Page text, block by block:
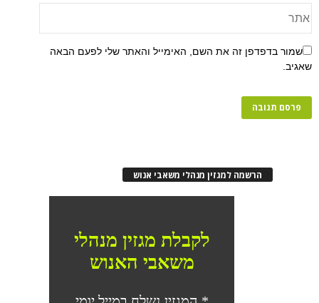
שמור בדפדפן זה את השם, האימייל והאתר שלי לפעם הבאה
שאגיב.
הרשמה למגזין מנהלי משאבי אנוש